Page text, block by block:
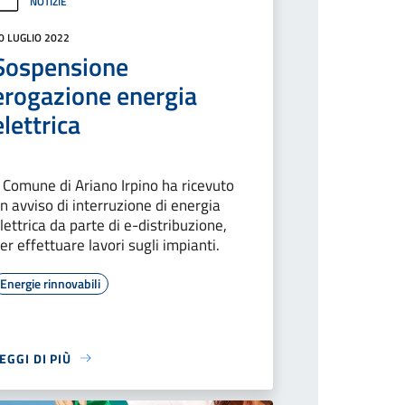
LUGLIO 2022
energia
di Ariano Irpino ha ricevuto
avviso di interruzione di energia
da parte di e-distribuzione,
effettuare lavori sugli impianti.
Energie rinnovabili
DI PIÙ